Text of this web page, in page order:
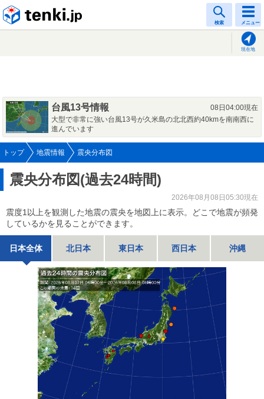
検索 メニュー
現在地
台風13号情報
08日04:00現在
大型で非常に強い台風13号が久米島の北北西約40kmを南南西に
進んでいます
トップ 地震情報 震央分布図
震央分布図(過去24時間)
2026年08月08日05:30現在
震度1以上を観測した地震の震央を地図上に表示。どこで地震が頻発
しているかを見ることができます。
日本全体 北日本 東日本 西日本 沖縄